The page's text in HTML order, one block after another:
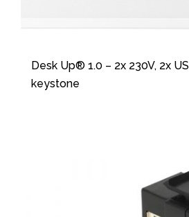
Desk Up® 1.0 – 2x 230V, 2x
keystone